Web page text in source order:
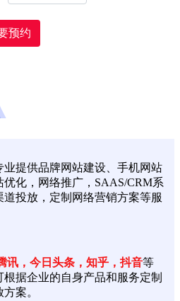
预约
提供品牌网站建设、手机网站
化，网络推广，SAAS/CRM系
投放，定制网络营销方案等服
讯，今日头条，知乎，抖音等
据企业的自身产品和服务定制
案。